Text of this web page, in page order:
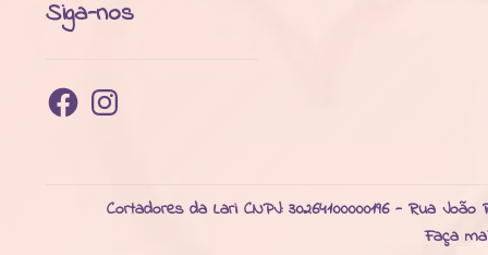
Siga-nos
FacebookInstagram
Cortadores da Lari CNPJ: 30264100000196 - Rua
Faça